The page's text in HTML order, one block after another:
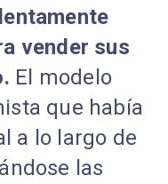
vender sus
El modelo
que había
a lo largo de
las